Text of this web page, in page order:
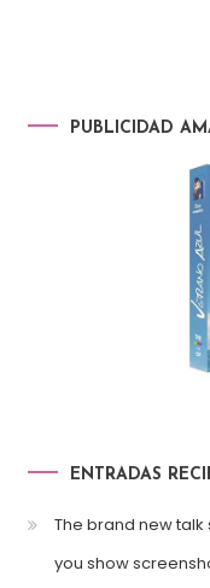
PUBLICIDAD
ENTRADAS
The brand new
you show